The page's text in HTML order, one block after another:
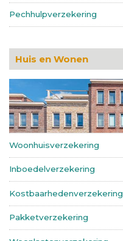
Pechhulpverzekering
Huis en Wonen
Woonhuisverzekering
Inboedelverzekering
Kostbaarhedenverzekering
Pakketverzekering